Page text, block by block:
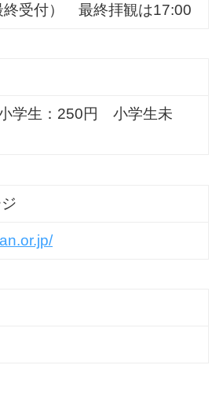
終受付） 最終拝観は17:00
学生：250円 小学生未